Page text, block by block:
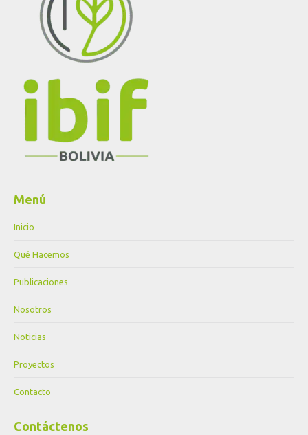
Menú
Inicio
Qué Hacemos
Publicaciones
Nosotros
Noticias
Proyectos
Contacto
Contáctenos